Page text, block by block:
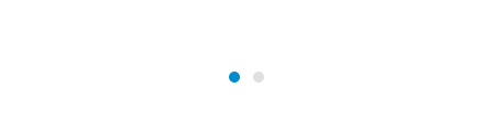
Wasserwacht Arnstorf